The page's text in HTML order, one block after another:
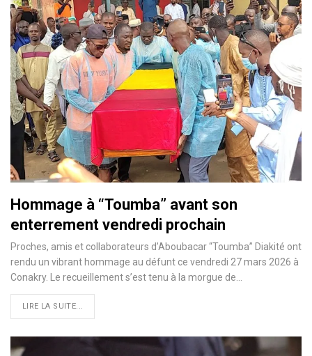
Hommage à “Toumba” avant son
enterrement vendredi prochain
Proches, amis et collaborateurs d’Aboubacar “Toumba” Diakité ont
rendu un vibrant hommage au défunt ce vendredi 27 mars 2026 à
Conakry. Le recueillement s’est tenu à la morgue de…
LIRE LA SUITE...